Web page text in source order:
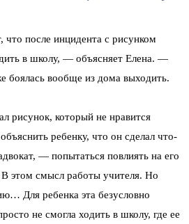
после инцидента с рисунком
в школу, — объясняет Елена. —
боялась вообще из дома выходить.
рисунок, который не нравится
ребенку, что он сделал что-
— попытаться повлиять на его
В этом смысл работы учителя. Но
Для ребенка эта безусловно
не смогла ходить в школу, где ее